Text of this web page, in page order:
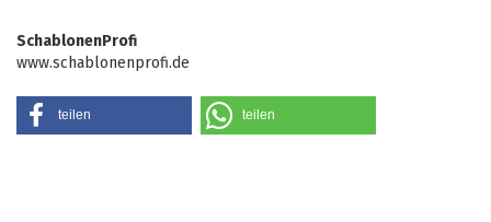
SchablonenProfi
www.schablonenprofi.de
teilen teilen